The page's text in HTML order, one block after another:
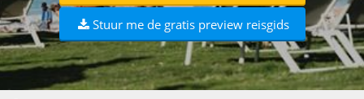
Stuur me de gratis preview reisgids